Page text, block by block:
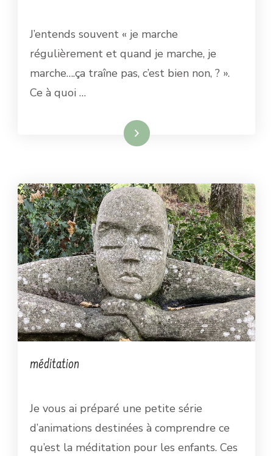
J’entends souvent « je marche
régulièrement et quand je marche, je
marche….ça traîne pas, c’est bien non, ? ».
Ce à quoi …
Lire la suite
méditation
Je vous ai préparé une petite série
d’animations destinées à comprendre ce
qu’est la méditation pour les enfants. Ces